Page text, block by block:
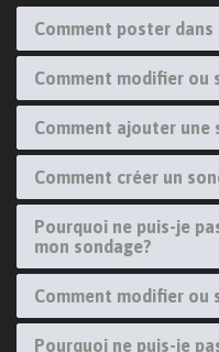
Comment poster dans
Comment modifier ou
Comment ajouter une
Comment créer un
Pourquoi ne puis-je
mon sondage?
Comment modifier ou
Pourquoi ne puis-je